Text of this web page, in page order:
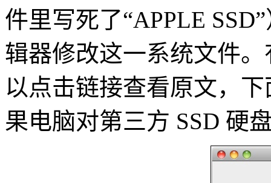
件里写死了“APPLE
辑器修改这一系统文件
以点击链接查看原文，
果电脑对第三方 SSD 硬